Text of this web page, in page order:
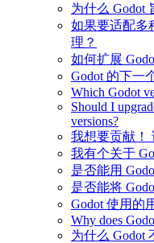
为什么 Godot
如果要适配多
理？
如何扩展
Godot 的下一
Which Godot
Should I
versions?
我想要贡献！
我有个关于
是否能用
是否能将
Godot 使用的
Why does
为什么 Godot